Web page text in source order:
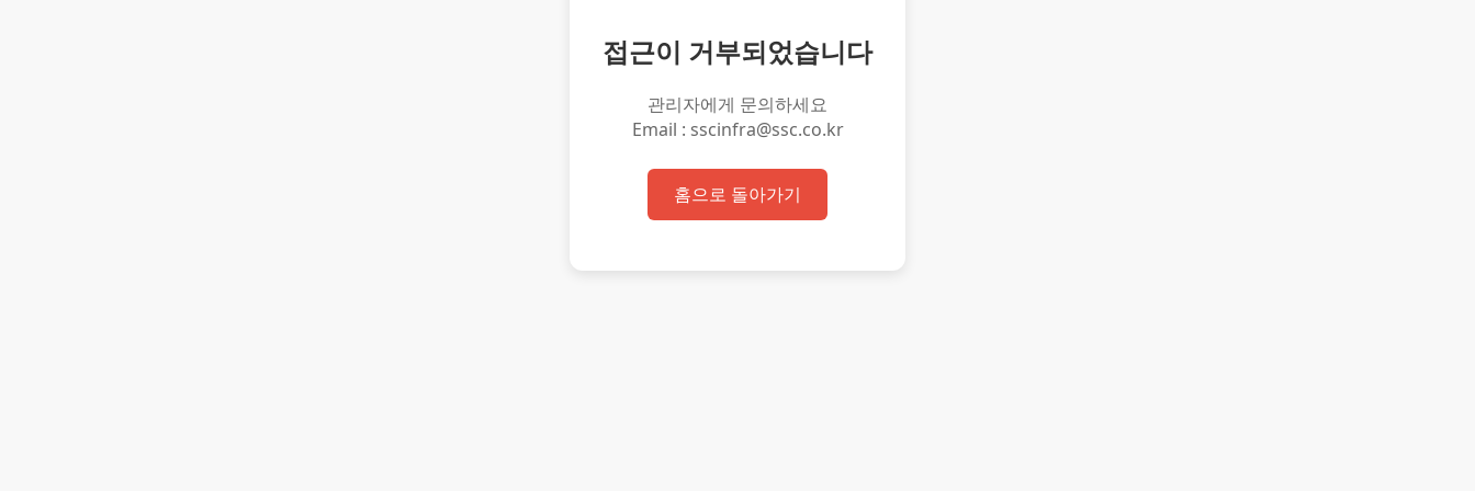
접근이 거부되었습니다
관리자에게 문의하세요
Email : sscinfra@ssc.co.kr
홈으로 돌아가기